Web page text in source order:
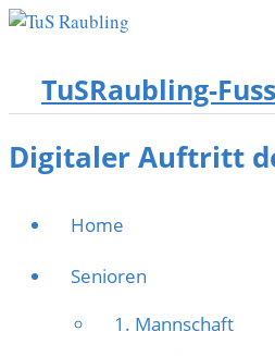
TuSRaubling-
Digitaler Auftritt
Home
Senioren
1. Mannschaft